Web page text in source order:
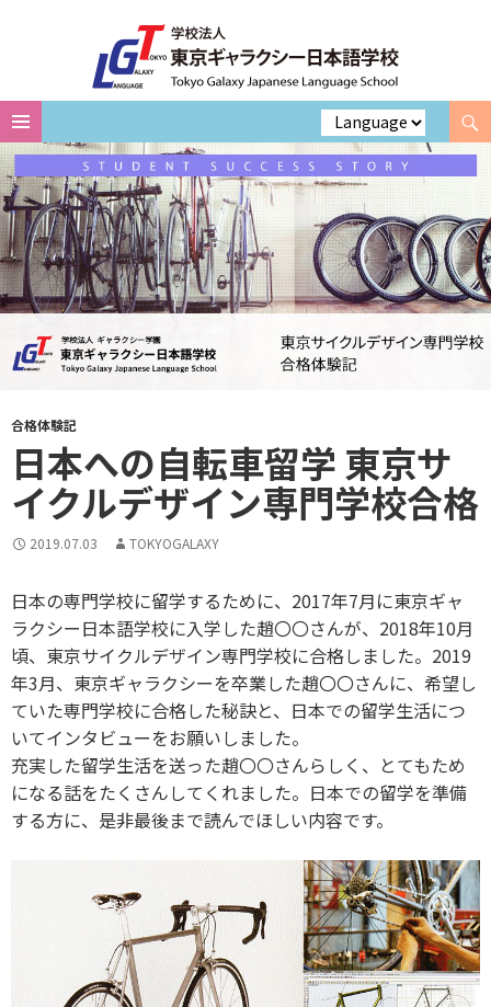
Search
Skip
to
content
合格体験記
日本への自転車留学 東京サ
イクルデザイン専門学校合格
2019.07.03 TOKYOGALAXY
日本の専門学校に留学するために、2017年7月に東京ギャ
ラクシー日本語学校に入学した趙〇〇さんが、2018年10月
頃、東京サイクルデザイン専門学校に合格しました。2019
年3月、東京ギャラクシーを卒業した趙〇〇さんに、希望し
ていた専門学校に合格した秘訣と、日本での留学生活につ
いてインタビューをお願いしました。
充実した留学生活を送った趙〇〇さんらしく、とてもため
になる話をたくさんしてくれました。日本での留学を準備
する方に、是非最後まで読んでほしい内容です。